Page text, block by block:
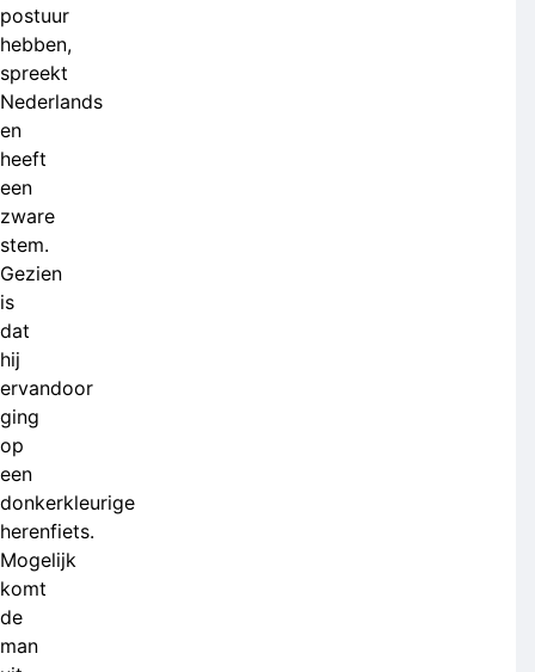
postuur
hebben,
spreekt
Nederlands
en
heeft
een
zware
stem.
Gezien
is
dat
hij
ervandoor
ging
op
een
donkerkleurige
herenfiets.
Mogelijk
komt
de
man